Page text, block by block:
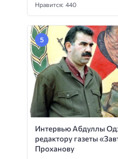
Нравится: 440
Интервью Абдуллы
редактору газеты
Проханову